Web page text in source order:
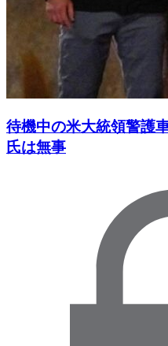
待機中の米大統領警護
氏は無事